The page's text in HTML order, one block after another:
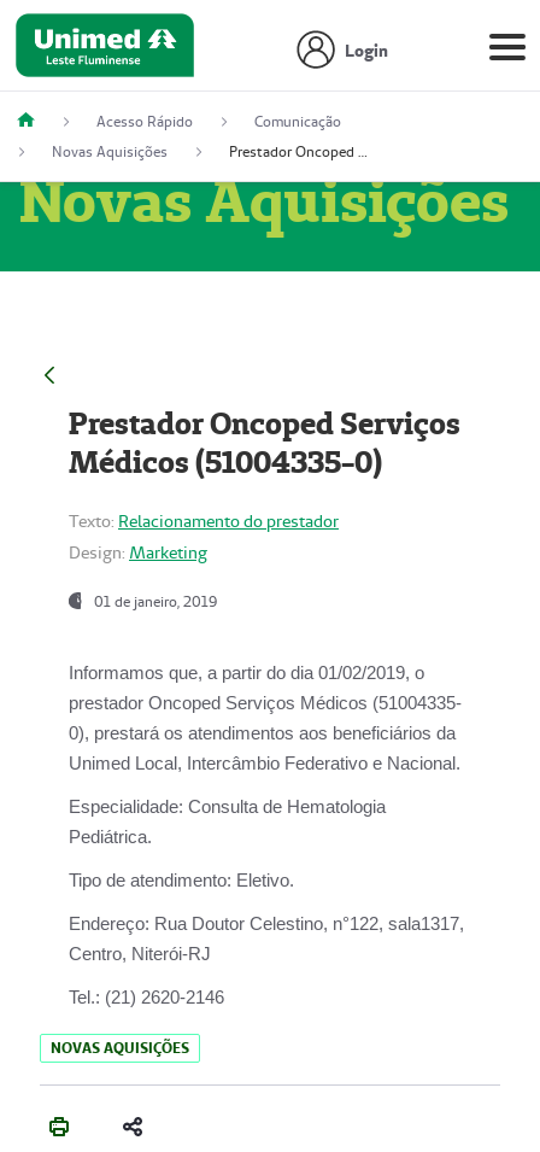
Login
Acesso Rápido
Comunicação
Novas Aquisições
Prestador Oncoped Serviços Médicos (51004335-0)
Novas Aquisições
Prestador Oncoped Serviços
Médicos (51004335-0)
Texto: Relacionamento do prestador
Design: Marketing
01 de janeiro, 2019
Informamos que, a partir do dia 01/02/2019, o
prestador Oncoped Serviços Médicos (51004335-
0), prestará os atendimentos aos beneficiários da
Unimed Local, Intercâmbio Federativo e Nacional.
Especialidade: Consulta de Hematologia
Pediátrica.
Tipo de atendimento: Eletivo.
Endereço: Rua Doutor Celestino, n°122, sala1317,
Centro, Niterói-RJ
Tel.: (21) 2620-2146
NOVAS AQUISIÇÕES